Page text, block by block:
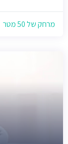
מרחק של 50 מטר